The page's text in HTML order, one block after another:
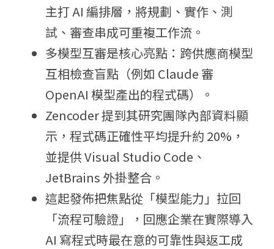
主打 AI 編排層，將規劃、實作、測
試、審查串成可重複工作流。
多模型互審是核心亮點：跨供應商模型
互相檢查盲點（例如 Claude 審
OpenAI 模型產出的程式碼）。
Zencoder 提到其研究團隊內部資料顯
示，程式碼正確性平均提升約 20%，
並提供 Visual Studio Code、
JetBrains 外掛整合。
這起發佈把焦點從「模型能力」拉回
「流程可驗證」，回應企業在實際導入
AI 寫程式時最在意的可靠性與返工成